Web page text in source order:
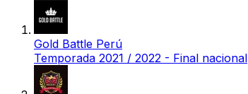
Gold Battle Perú
Temporada 2021 / 2022 - Final nacional